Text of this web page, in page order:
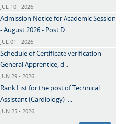
JUL 10 - 2026
Admission Notice for Academic Session
- August 2026 - Post D...
JUL 01 - 2026
Schedule of Certificate verification -
General Apprentice, d...
JUN 29 - 2026
Rank List for the post of Technical
Assistant (Cardiology) -...
JUN 25 - 2026